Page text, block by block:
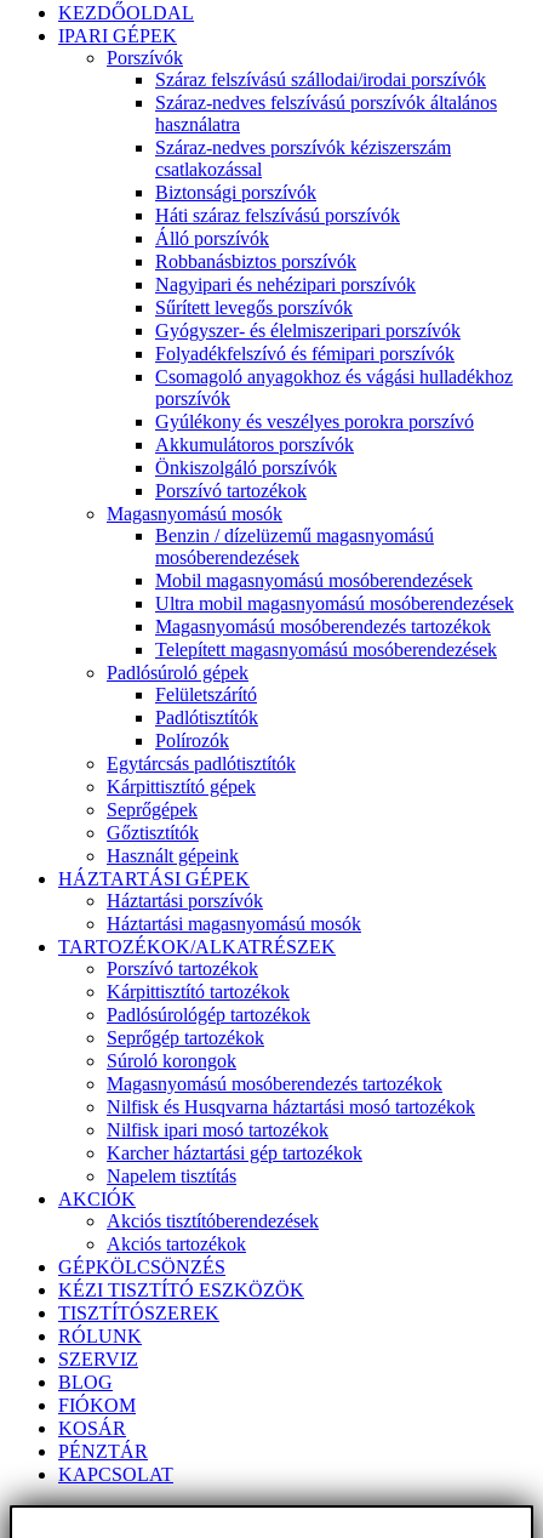
KEZDŐOLDAL
IPARI GÉPEK
Porszívók
Száraz felszívású szállodai/irodai porszívók
Száraz-nedves felszívású porszívók általános
használatra
Száraz-nedves porszívók kéziszerszám
csatlakozással
Biztonsági porszívók
Háti száraz felszívású porszívók
Álló porszívók
Robbanásbiztos porszívók
Nagyipari és nehézipari porszívók
Sűrített levegős porszívók
Gyógyszer- és élelmiszeripari porszívók
Folyadékfelszívó és fémipari porszívók
Csomagoló anyagokhoz és vágási hulladékhoz
porszívók
Gyúlékony és veszélyes porokra porszívó
Akkumulátoros porszívók
Önkiszolgáló porszívók
Porszívó tartozékok
Magasnyomású mosók
Benzin / dízelüzemű magasnyomású
mosóberendezések
Mobil magasnyomású mosóberendezések
Ultra mobil magasnyomású mosóberendezések
Magasnyomású mosóberendezés tartozékok
Telepített magasnyomású mosóberendezések
Padlósúroló gépek
Felületszárító
Padlótisztítók
Polírozók
Egytárcsás padlótisztítók
Kárpittisztító gépek
Seprőgépek
Gőztisztítók
Használt gépeink
HÁZTARTÁSI GÉPEK
Háztartási porszívók
Háztartási magasnyomású mosók
TARTOZÉKOK/ALKATRÉSZEK
Porszívó tartozékok
Kárpittisztító tartozékok
Padlósúrológép tartozékok
Seprőgép tartozékok
Súroló korongok
Magasnyomású mosóberendezés tartozékok
Nilfisk és Husqvarna háztartási mosó tartozékok
Nilfisk ipari mosó tartozékok
Karcher háztartási gép tartozékok
Napelem tisztítás
AKCIÓK
Akciós tisztítóberendezések
Akciós tartozékok
GÉPKÖLCSÖNZÉS
KÉZI TISZTÍTÓ ESZKÖZÖK
TISZTÍTÓSZEREK
RÓLUNK
SZERVIZ
BLOG
FIÓKOM
KOSÁR
PÉNZTÁR
KAPCSOLAT